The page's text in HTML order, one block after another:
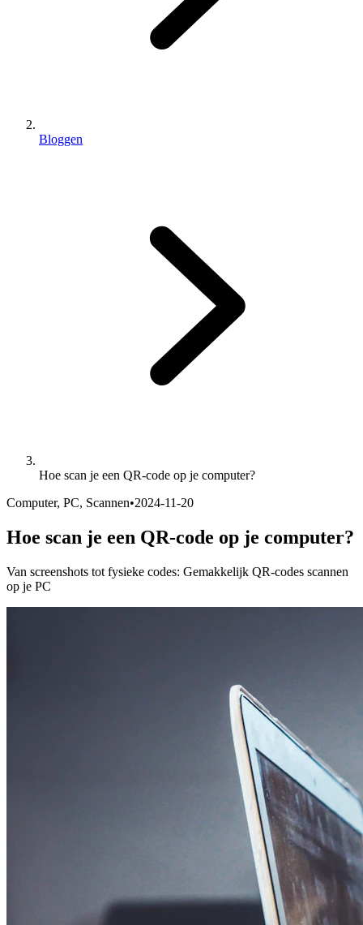
Bloggen
Hoe scan je een QR-code op je computer?
Computer, PC, Scannen•2024-11-20
Hoe scan je een QR-code op je computer?
Van screenshots tot fysieke codes: Gemakkelijk QR-codes scannen
op je PC